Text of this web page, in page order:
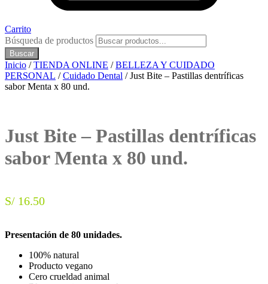
Carrito
Búsqueda de productos
Buscar
Inicio /TIENDA ONLINE /BELLEZA Y CUIDADO
PERSONAL /Cuidado Dental / Just Bite – Pastillas dentríficas
sabor Menta x 80 und.
Just Bite – Pastillas dentríficas
sabor Menta x 80 und.
S/ 16.50
Presentación de 80 unidades.
100% natural
Producto vegano
Cero crueldad animal